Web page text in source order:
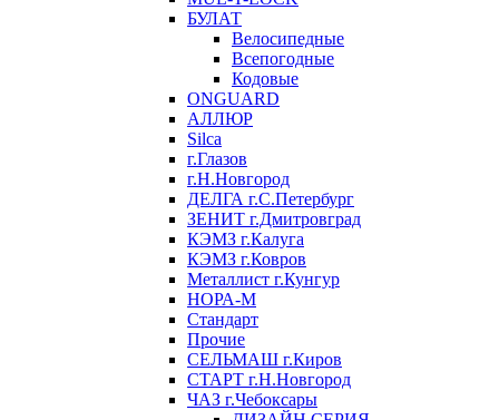
БУЛАТ
Велосипедные
Всепогодные
Кодовые
ONGUARD
АЛЛЮР
Silca
г.Глазов
г.Н.Новгород
ДЕЛГА г.С.Петербург
ЗЕНИТ г.Дмитровград
КЭМЗ г.Калуга
КЭМЗ г.Ковров
Металлист г.Кунгур
НОРА-М
Стандарт
Прочие
СЕЛЬМАШ г.Киров
СТАРТ г.Н.Новгород
ЧАЗ г.Чебоксары